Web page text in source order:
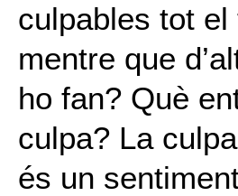
culpables tot el
mentre que
ho fan? Què
culpa? La
és un